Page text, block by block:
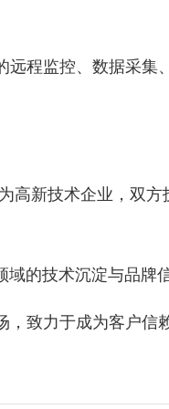
程监控、数据采集
高新技术企业，双
的技术沉淀与品牌信
致力于成为客户信